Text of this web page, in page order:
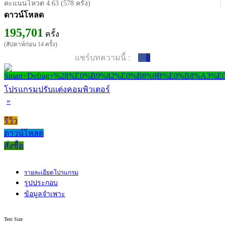
คะแนนโหวต 4.63 (578 ครั้ง)
ดาวน์โหลด
195,701 ครั้ง
(สัปดาห์ก่อน 14 ครั้ง)
แชร์บทความนี้ : 0
โปรแกรมปรับแต่งคอมพิวเตอร์
»
รีวิว
ดาวน์โหลด
สั่งซื้อ
รายละเอียดโปรแกรม
รูปประกอบ
ข้อมูลจำเพาะ
Text Size